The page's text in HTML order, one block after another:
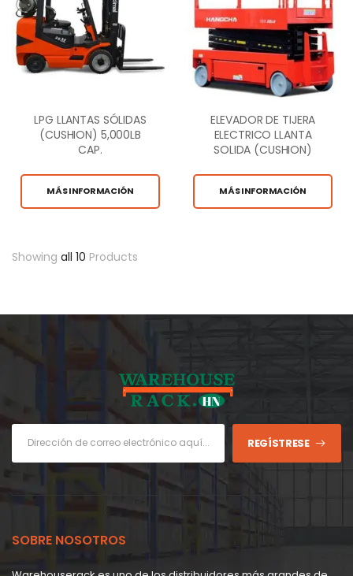
LPG LLANTAS SÓLIDAS
(CUSHION) 5,000LB
CAP.
MÁS INFORMACIÓN
ELEVADOR DE TIJERA
ELECTRICO LLANTA
SOLIDA (CUSHION)
MÁS INFORMACIÓN
Showing all 10 Products
REGÍSTRESE
SOBRE NOSOTROS